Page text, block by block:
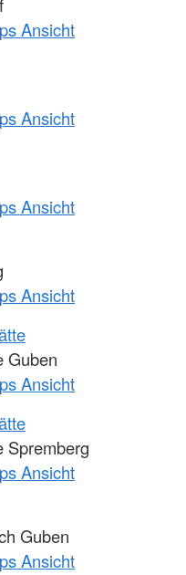
Ansicht
Ansicht
Ansicht
Ansicht
Guben
Ansicht
Spremberg
Ansicht
Guben
Ansicht